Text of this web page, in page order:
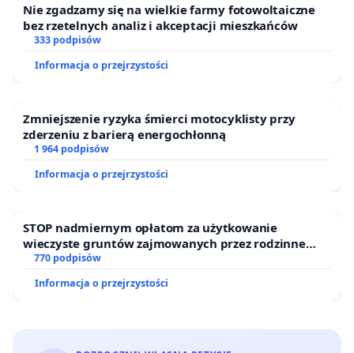
Nie zgadzamy się na wielkie farmy fotowoltaiczne
bez rzetelnych analiz i akceptacji mieszkańców
333 podpisów
Informacja o przejrzystości
Zmniejszenie ryzyka śmierci motocyklisty przy
zderzeniu z barierą energochłonną
1 964 podpisów
Informacja o przejrzystości
STOP nadmiernym opłatom za użytkowanie
wieczyste gruntów zajmowanych przez rodzinne
ogrody działkowe.
770 podpisów
Informacja o przejrzystości